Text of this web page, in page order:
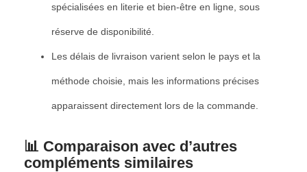
spécialisées en literie et bien-être en ligne, sous
réserve de disponibilité.
Les délais de livraison varient selon le pays et la
méthode choisie, mais les informations précises
apparaissent directement lors de la commande.
📊 Comparaison avec d’autres
compléments similaires